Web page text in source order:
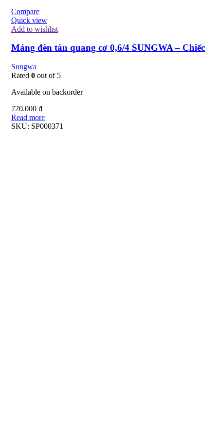
Compare
Quick view
Add to wishlist
Máng đèn tán quang cơ 0,6/4 SUNGWA – Chiếc
Sungwa
Rated 0 out of 5
Available on backorder
720.000 ₫
Read more
SKU: SP000371